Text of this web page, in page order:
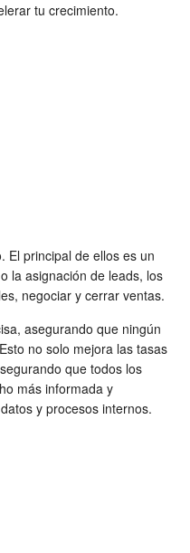
tu crecimiento.
El principal de ellos es un
la asignación de leads, los
negociar y cerrar ventas.
asegurando que ningún
no solo mejora las tasas
que todos los
más informada y
y procesos internos.